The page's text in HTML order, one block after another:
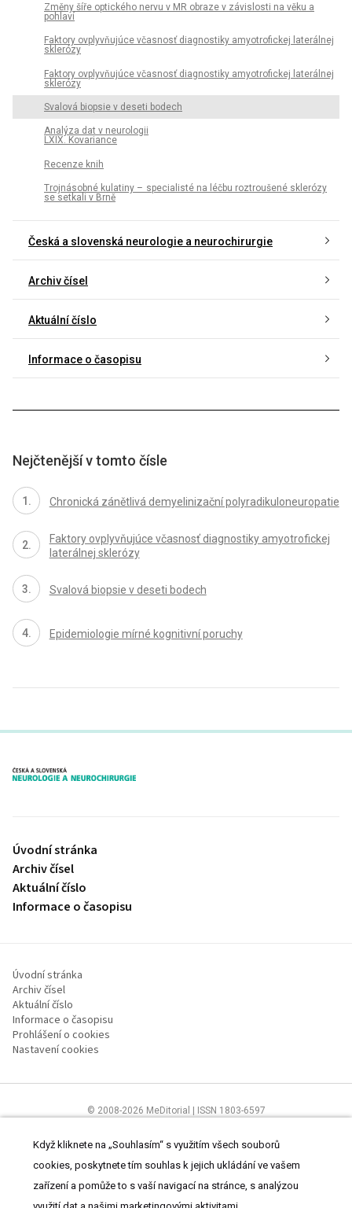
Změny šíře optického nervu v MR obraze v závislosti na věku a
pohlaví
Faktory ovplyvňujúce včasnosť dia­gnostiky amyotrofickej laterálnej
sklerózy
Faktory ovplyvňujúce včasnosť dia­gnostiky amyotrofickej laterálnej
sklerózy
Svalová bio­psie v deseti bodech
Analýza dat v neurologii
LXIX. Kovariance
Recenze knih
Trojnásobné kulatiny – specialisté na léčbu roztroušené sklerózy
se setkali v Brně
Česká a slovenská neurologie a neurochirurgie
Archiv čísel
Aktuální číslo
Informace o časopisu
Nejčtenější v tomto čísle
Chronická zánětlivá demyelinizační polyradikuloneuropatie
Faktory ovplyvňujúce včasnosť dia­gnostiky amyotrofickej
laterálnej sklerózy
Svalová bio­psie v deseti bodech
Epidemiologie mírné kognitivní poruchy
proLékaře.cz
Úvodní stránka
Archiv čísel
Aktuální číslo
Informace o časopisu
Úvodní stránka
Archiv čísel
Aktuální číslo
Informace o časopisu
Prohlášení o cookies
Nastavení cookies
© 2008-2026 MeDitorial | ISSN 1803-6597
zdravotnictví.Čtěte prohlášeníaZásady zpracování osobních údajů
Když kliknete na „Souhlasím“ s využitím všech souborů
cookies, poskytnete tím souhlas k jejich ukládání ve vašem
zařízení a pomůže to s vaší navigací na stránce, s analýzou